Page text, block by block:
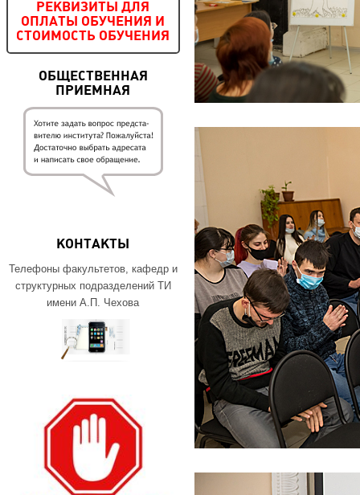
РЕКВИЗИТЫ ДЛЯ
ОПЛАТЫ ОБУЧЕНИЯ И
СТОИМОСТЬ ОБУЧЕНИЯ
ОБЩЕСТВЕННАЯ
ПРИЕМНАЯ
КОНТАКТЫ
Телефоны факультетов, кафедр и
структурных подразделений ТИ
имени А.П. Чехова